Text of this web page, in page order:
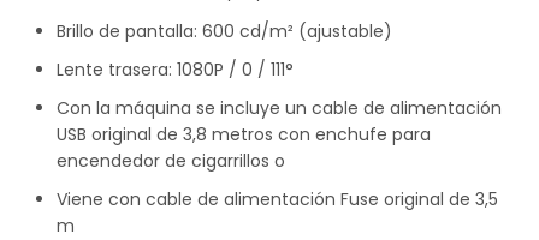
Brillo de pantalla: 600 cd/m² (ajustable)
Lente trasera: 1080P / 0 / 111°
Con la máquina se incluye un cable de alimentación
USB original de 3,8 metros con enchufe para
encendedor de cigarrillos o
Viene con cable de alimentación Fuse original de 3,5
m